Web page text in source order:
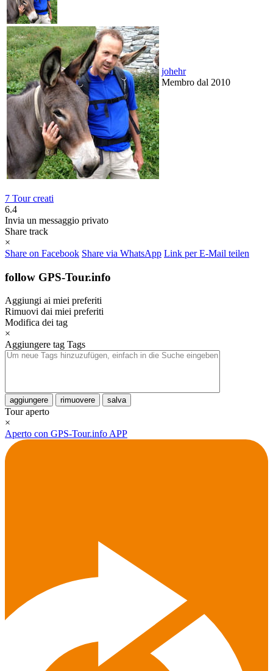
johehr
Membro dal 2010
7 Tour creati
6.4
Invia un messaggio privato
Share track
×
Share on Facebook Share via WhatsApp Link per E-Mail teilen
follow GPS-Tour.info
Aggiungi ai miei preferiti
Rimuovi dai miei preferiti
Modifica dei tag
×
Aggiungere tag Tags
aggiungere rimuovere salva
Tour aperto
×
Aperto con GPS-Tour.info APP